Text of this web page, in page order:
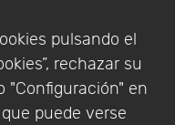
pulsando el
rechazar su
"Configuración" en
puede verse